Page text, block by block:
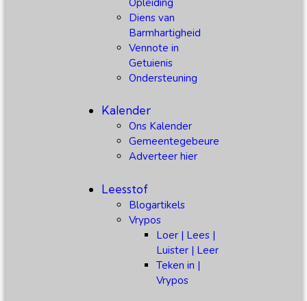
Diens van
Barmhartigheid
Vennote in
Getuienis
Ondersteuning
Kalender
Ons Kalender
Gemeentegebeure
Adverteer hier
Leesstof
Blogartikels
Vrypos
Loer | Lees |
Luister | Leer
Teken in |
Vrypos